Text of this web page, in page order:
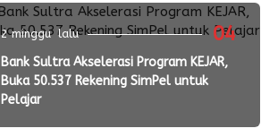
04
2 minggu lalu
Bank Sultra Akselerasi Program KEJAR,
Buka 50.537 Rekening SimPel untuk
Pelajar